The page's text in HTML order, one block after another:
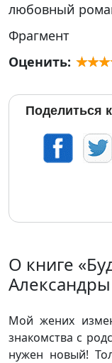
любовный
Фрагмент
Оценить:
Поделиться
О книге
Мой жених
знакомства с
нужен новый!